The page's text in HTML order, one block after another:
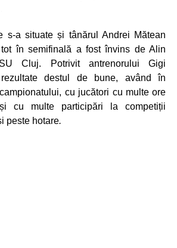
s-a situate și tânărul Andrei Mătean
în semifinală a fost învins de Alin
Cluj. Potrivit antrenorului Gigi
destul de bune, având în
cu jucători cu multe ore
cu multe participări la competiții
peste hotare.